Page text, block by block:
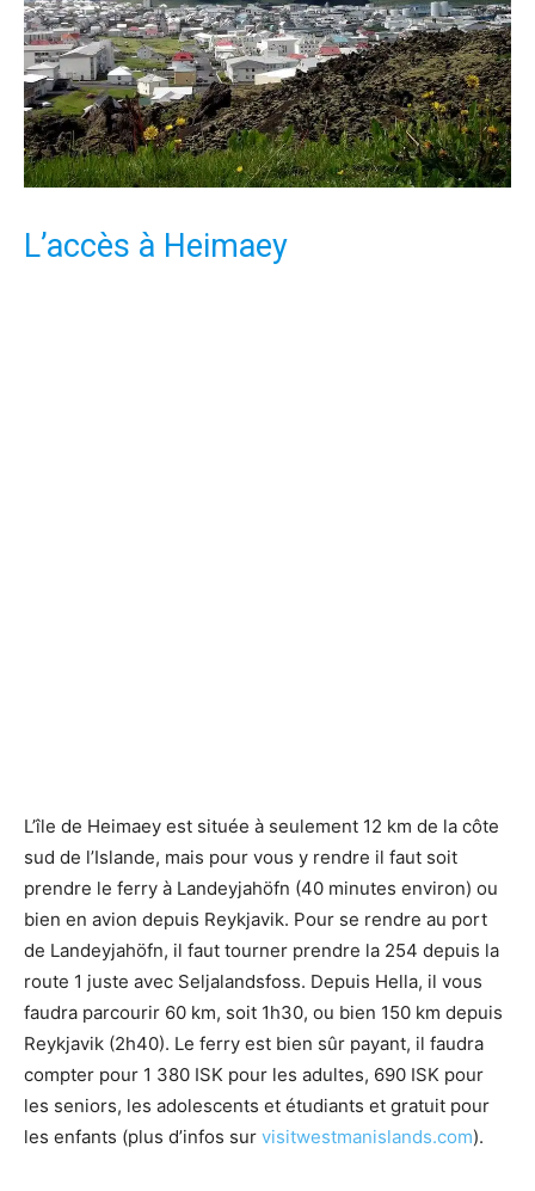
L’accès à Heimaey
L’île de Heimaey est située à seulement 12 km de la côte
sud de l’Islande, mais pour vous y rendre il faut soit
prendre le ferry à Landeyjahöfn (40 minutes environ) ou
bien en avion depuis Reykjavik. Pour se rendre au port
de Landeyjahöfn, il faut tourner prendre la 254 depuis la
route 1 juste avec Seljalandsfoss. Depuis Hella, il vous
faudra parcourir 60 km, soit 1h30, ou bien 150 km depuis
Reykjavik (2h40). Le ferry est bien sûr payant, il faudra
compter pour 1 380 ISK pour les adultes, 690 ISK pour
les seniors, les adolescents et étudiants et gratuit pour
les enfants (plus d’infos sur visitwestmanislands.com).